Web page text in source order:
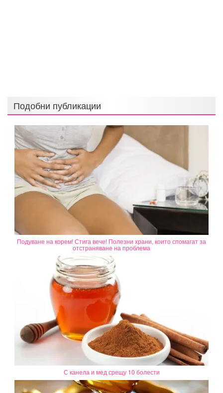
Подобни публикации
Подуване на корем! Стига вече! Полезни храни, които спомагат за
отстраняване на проблема
С канела и мед срещу 10 болести